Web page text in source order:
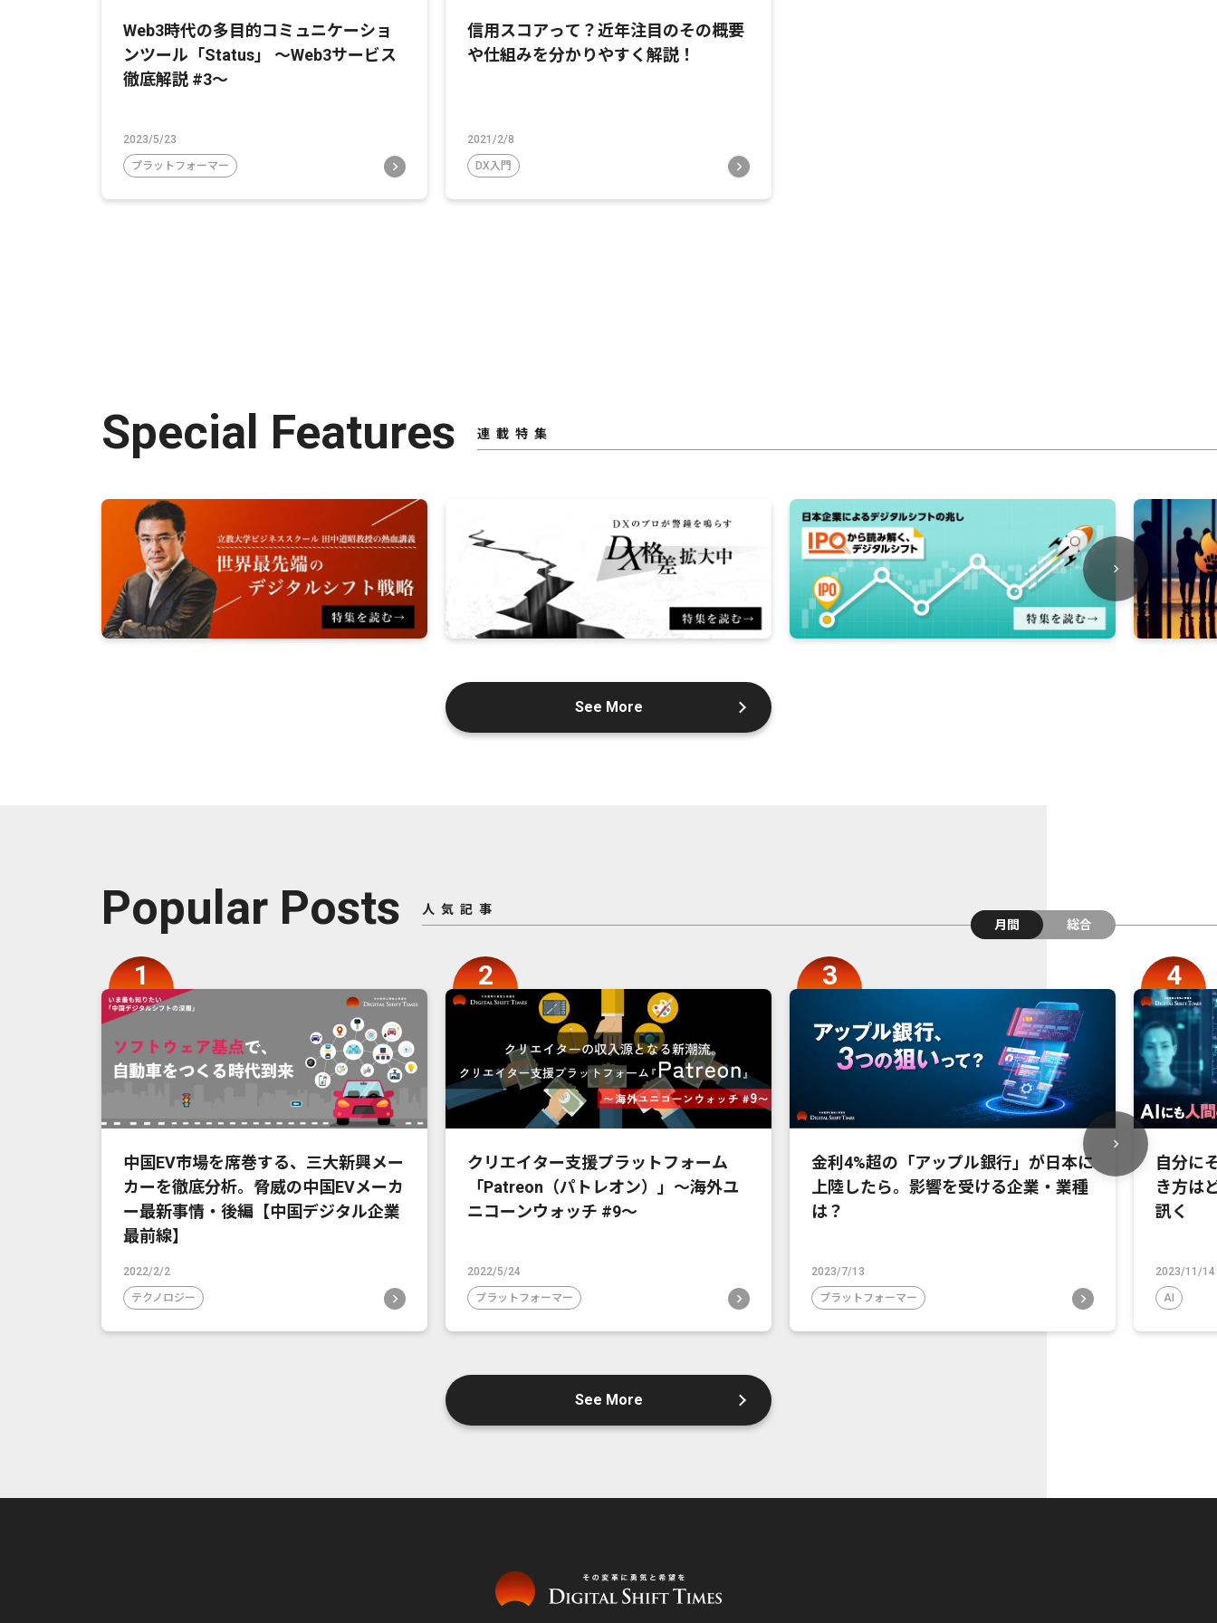
Web3時代の多目的コミュニケーショ
ンツール「Status」 〜Web3サービス
徹底解説 #3〜
2023/5/23
プラットフォーマー
信用スコアって？近年注目のその概要
や仕組みを分かりやすく解説！
2021/2/8
DX入門
Special Features 連載特集
See More
Popular Posts
人気記事
月間
総合
中国EV市場を席巻する、三大新興メー
カーを徹底分析。脅威の中国EVメーカ
ー最新事情・後編【中国デジタル企業
最前線】
2022/2/2
テクノロジー
クリエイター支援プラットフォーム
「Patreon（パトレオン）」〜海外ユ
ニコーンウォッチ #9〜
2022/5/24
プラットフォーマー
金利4%超の「アップル銀行」が日本に
上陸したら。影響を受ける企業・業種
は？
2023/7/13
プラットフォーマー
自分に
き方は
訊く
2023/11/14
AI
See More